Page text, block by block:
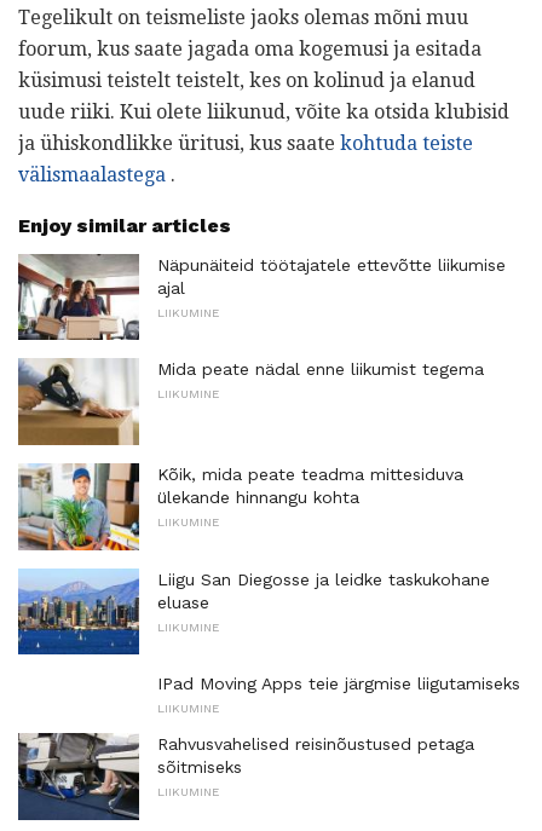
Tegelikult on teismeliste jaoks olemas mõni muu
foorum, kus saate jagada oma kogemusi ja esitada
küsimusi teistelt teistelt, kes on kolinud ja elanud
uude riiki. Kui olete liikunud, võite ka otsida klubisid
ja ühiskondlikke üritusi, kus saate kohtuda teiste
välismaalastega .
Enjoy similar articles
Näpunäiteid töötajatele ettevõtte liikumise
ajal
LIIKUMINE
Mida peate nädal enne liikumist tegema
LIIKUMINE
Kõik, mida peate teadma mittesiduva
ülekande hinnangu kohta
LIIKUMINE
Liigu San Diegosse ja leidke taskukohane
eluase
LIIKUMINE
IPad Moving Apps teie järgmise liigutamiseks
LIIKUMINE
Rahvusvahelised reisinõustused petaga
sõitmiseks
LIIKUMINE